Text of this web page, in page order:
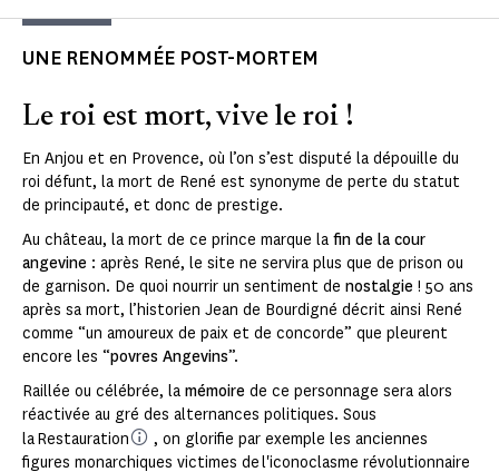
UNE RENOMMÉE POST-MORTEM
Le roi est mort, vive le roi !
En Anjou et en Provence, où l’on s’est disputé la dépouille du
roi défunt, la mort de René est synonyme de perte du statut
de principauté, et donc de prestige.
Au château, la mort de ce prince marque la fin de la cour
angevine : après René, le site ne servira plus que de prison ou
de garnison. De quoi nourrir un sentiment de nostalgie ! 50 ans
après sa mort, l’historien Jean de Bourdigné décrit ainsi René
comme “un amoureux de paix et de concorde” que pleurent
encore les “povres Angevins”.
Raillée ou célébrée, la mémoire de ce personnage sera alors
réactivée au gré des alternances politiques. Sous
la Restauration
, on glorifie par exemple les anciennes
figures monarchiques victimes de l'iconoclasme révolutionnaire